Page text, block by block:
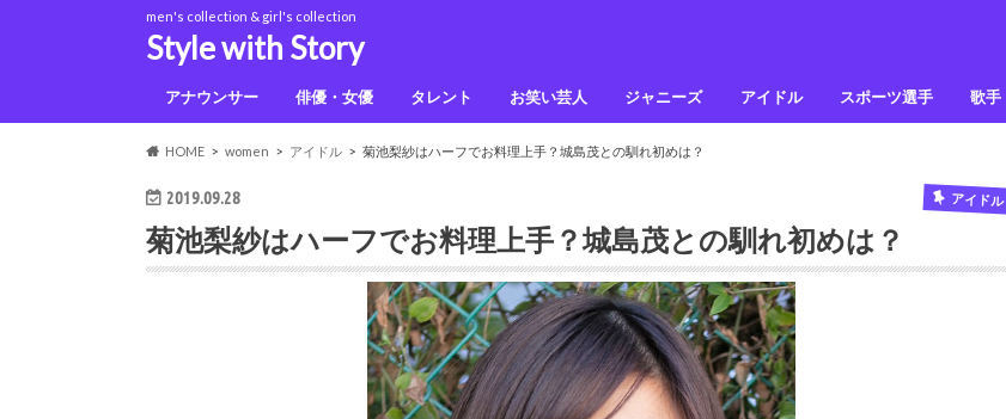
men's collection & girl's collection
Style with Story
アナウンサー 俳優・女優 タレント お笑い芸人 ジャニーズ アイドル スポーツ選手 歌手
HOME women アイドル 菊池梨紗はハーフでお料理上手？城島茂との馴れ初めは？
2019.09.28 アイドル
菊池梨紗はハーフでお料理上手？城島茂との馴れ初めは？